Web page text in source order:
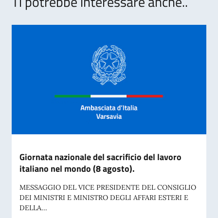
Giornata nazionale del sacrificio del lavoro
italiano nel mondo (8 agosto).
MESSAGGIO DEL VICE PRESIDENTE DEL CONSIGLIO
DEI MINISTRI E MINISTRO DEGLI AFFARI ESTERI E
DELLA...